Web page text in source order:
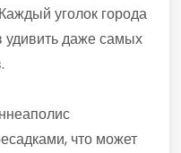
уголок города
удивить даже самых
что может